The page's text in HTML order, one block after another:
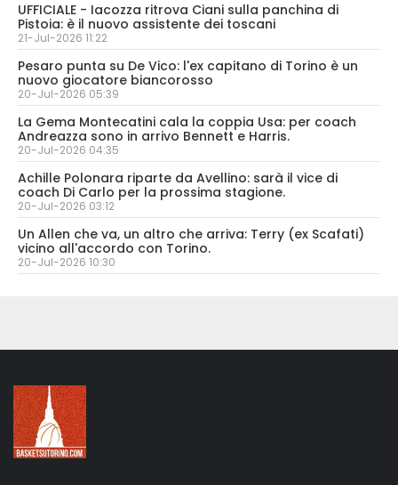
UFFICIALE - Iacozza ritrova Ciani sulla panchina di
Pistoia: è il nuovo assistente dei toscani
21-Jul-2026 11:22
Pesaro punta su De Vico: l'ex capitano di Torino è un
nuovo giocatore biancorosso
20-Jul-2026 05:39
La Gema Montecatini cala la coppia Usa: per coach
Andreazza sono in arrivo Bennett e Harris.
20-Jul-2026 04:35
Achille Polonara riparte da Avellino: sarà il vice di
coach Di Carlo per la prossima stagione.
20-Jul-2026 03:12
Un Allen che va, un altro che arriva: Terry (ex Scafati)
vicino all'accordo con Torino.
20-Jul-2026 10:30